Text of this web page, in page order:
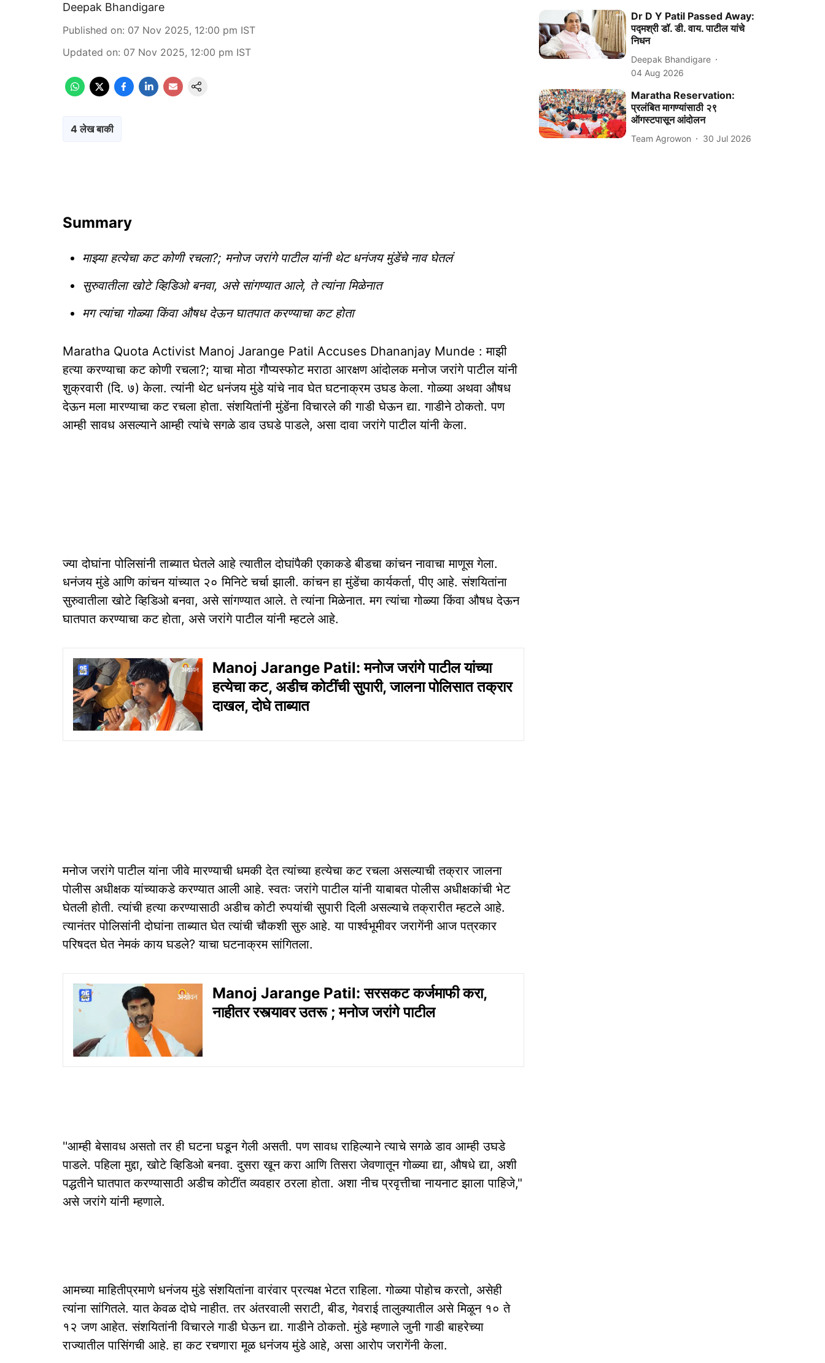
Deepak Bhandigare
Published on: 07 Nov 2025, 12:00 pm IST
Updated on: 07 Nov 2025, 12:00 pm IST
4 लेख बाकी
Summary
माझ्या हत्येचा कट कोणी रचला?; मनोज जरांगे पाटील यांनी थेट धनंजय मुंडेंचे नाव घेतलं
सुरुवातीला खोटे व्हिडिओ बनवा, असे सांगण्यात आले, ते त्यांना मिळेनात
मग त्यांचा गोळ्या किंवा औषध देऊन घातपात करण्याचा कट होता
Maratha Quota Activist Manoj Jarange Patil Accuses Dhananjay Munde : माझी
हत्या करण्याचा कट कोणी रचला?; याचा मोठा गौप्यस्फोट मराठा आरक्षण आंदोलक मनोज जरांगे पाटील यांनी
शुक्रवारी (दि. ७) केला. त्यांनी थेट धनंजय मुंडे यांचे नाव घेत घटनाक्रम उघड केला. गोळ्या अथवा औषध
देऊन मला मारण्याचा कट रचला होता. संशयितांनी मुंडेंना विचारले की गाडी घेऊन द्या. गाडीने ठोकतो. पण
आम्ही सावध असल्याने आम्ही त्यांचे सगळे डाव उघडे पाडले, असा दावा जरांगे पाटील यांनी केला.
ज्या दोघांना पोलिसांनी ताब्यात घेतले आहे त्यातील दोघांपैकी एकाकडे बीडचा कांचन नावाचा माणूस गेला.
धनंजय मुंडे आणि कांचन यांच्यात २० मिनिटे चर्चा झाली. कांचन हा मुंडेंचा कार्यकर्ता, पीए आहे. संशयितांना
सुरुवातीला खोटे व्हिडिओ बनवा, असे सांगण्यात आले. ते त्यांना मिळेनात. मग त्यांचा गोळ्या किंवा औषध देऊन
घातपात करण्याचा कट होता, असे जरांगे पाटील यांनी म्हटले आहे.
Manoj Jarange Patil: मनोज जरांगे पाटील यांच्या
हत्येचा कट, अडीच कोटींची सुपारी, जालना पोलिसात तक्रार
दाखल, दोघे ताब्यात
मनोज जरांगे पाटील यांना जीवे मारण्याची धमकी देत त्यांच्या हत्येचा कट रचला असल्याची तक्रार जालना
पोलीस अधीक्षक यांच्याकडे करण्यात आली आहे. स्वतः जरांगे पाटील यांनी याबाबत पोलीस अधीक्षकांची भेट
घेतली होती. त्यांची हत्या करण्यासाठी अडीच कोटी रुपयांची सुपारी दिली असल्याचे तक्रारीत म्हटले आहे.
त्यानंतर पोलिसांनी दोघांना ताब्यात घेत त्यांची चौकशी सुरु आहे. या पार्श्वभूमीवर जरागेंनी आज पत्रकार
परिषदत घेत नेमकं काय घडले? याचा घटनाक्रम सांगितला.
Manoj Jarange Patil: सरसकट कर्जमाफी करा,
नाहीतर रस्त्यावर उतरू ; मनोज जरांगे पाटील
''आम्ही बेसावध असतो तर ही घटना घडून गेली असती. पण सावध राहिल्याने त्याचे सगळे डाव आम्ही उघडे
पाडले. पहिला मुद्दा, खोटे व्हिडिओ बनवा. दुसरा खून करा आणि तिसरा जेवणातून गोळ्या द्या, औषधे द्या, अशी
पद्धतीने घातपात करण्यासाठी अडीच कोटींत व्यवहार ठरला होता. अशा नीच प्रवृत्तीचा नायनाट झाला पाहिजे,"
असे जरांगे यांनी म्हणाले.
आमच्या माहितीप्रमाणे धनंजय मुंडे संशयितांना वारंवार प्रत्यक्ष भेटत राहिला. गोळ्या पोहोच करतो, असेही
त्यांना सांगितले. यात केवळ दोघे नाहीत. तर अंतरवाली सराटी, बीड, गेवराई तालुक्यातील असे मिळून १० ते
१२ जण आहेत. संशयितांनी विचारले गाडी घेऊन द्या. गाडीने ठोकतो. मुंडे म्हणाले जुनी गाडी बाहरेच्या
राज्यातील पासिंगची आहे. हा कट रचणारा मूळ धनंजय मुंडे आहे, असा आरोप जरागेंनी केला.
Dr D Y Patil Passed Away:
पद्मश्री डॉ. डी. वाय. पाटील यांचे
निधन
Deepak Bhandigare
04 Aug 2026
Maratha Reservation:
प्रलंबित मागण्यांसाठी २९
ऑगस्टपासून आंदोलन
Team Agrowon 30 Jul 2026